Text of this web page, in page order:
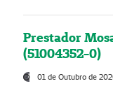
Prestador
(51004352-0)
01 de Outubro de